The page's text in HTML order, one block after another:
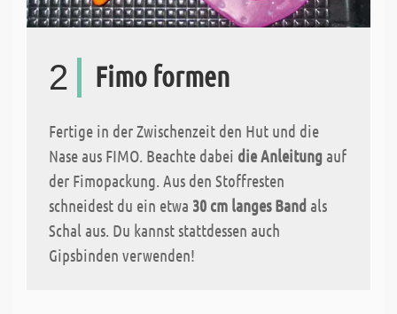
2 Fimo formen
Fertige in der Zwischenzeit den Hut und die
Nase aus FIMO. Beachte dabei die Anleitungauf
der Fimopackung. Aus den Stoffresten
schneidest du ein etwa 30 cm langes Band als
Schal aus. Du kannst stattdessen auch
Gipsbinden verwenden!